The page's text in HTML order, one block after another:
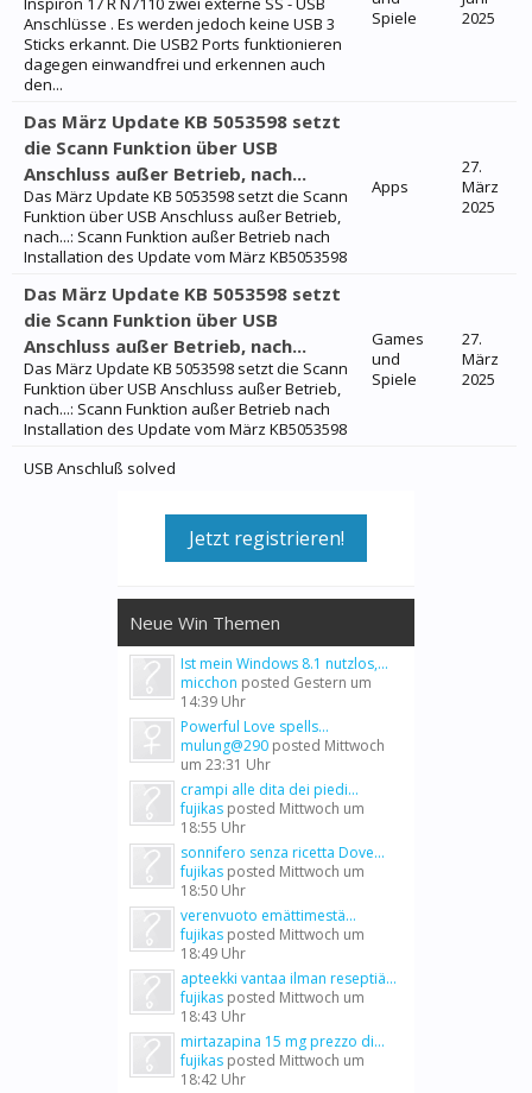
Anschlüsse . Es werden jedoch keine USB 3
Sticks erkannt. Die USB2 Ports funktionieren
dagegen einwandfrei und erkennen auch
den...
Spiele
2025
Das März Update KB 5053598 setzt
die Scann Funktion über USB
Anschluss außer Betrieb, nach...
Das März Update KB 5053598 setzt die Scann
Funktion über USB Anschluss außer Betrieb,
nach...: Scann Funktion außer Betrieb nach
Installation des Update vom März KB5053598
Apps
27.
März
2025
Das März Update KB 5053598 setzt
die Scann Funktion über USB
Anschluss außer Betrieb, nach...
Das März Update KB 5053598 setzt die Scann
Funktion über USB Anschluss außer Betrieb,
nach...: Scann Funktion außer Betrieb nach
Installation des Update vom März KB5053598
Games
und
Spiele
27.
März
2025
USB Anschluß solved
Jetzt registrieren!
Neue Win Themen
Ist mein Windows 8.1 nutzlos,...
micchon posted Gestern um
14:39 Uhr
Powerful Love spells...
mulung@290 posted Mittwoch
um 23:31 Uhr
crampi alle dita dei piedi...
fujikas posted Mittwoch um
18:55 Uhr
sonnifero senza ricetta Dove...
fujikas posted Mittwoch um
18:50 Uhr
verenvuoto emättimestä...
fujikas posted Mittwoch um
18:49 Uhr
apteekki vantaa ilman reseptiä...
fujikas posted Mittwoch um
18:43 Uhr
mirtazapina 15 mg prezzo di...
fujikas posted Mittwoch um
18:42 Uhr